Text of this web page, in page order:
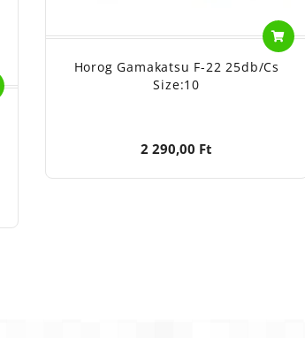
Horog Gamakatsu F-22 25db/cs
Size:10
2 290,00 Ft